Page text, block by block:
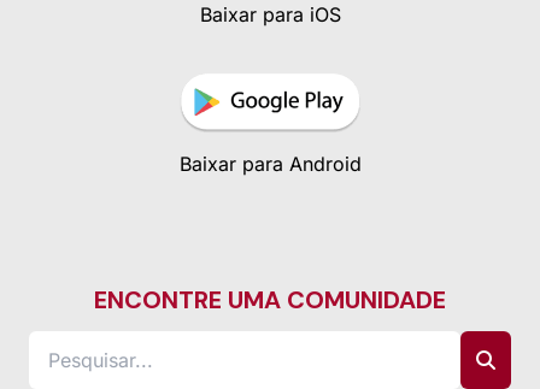
Baixar para iOS
Baixar para Android
ENCONTRE UMA COMUNIDADE